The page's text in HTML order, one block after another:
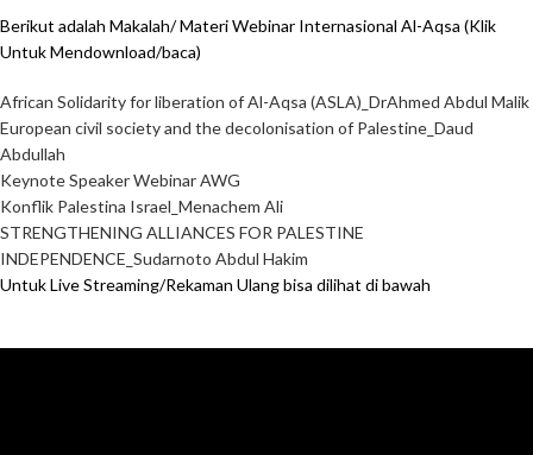
Berikut adalah Makalah/ Materi Webinar Internasional Al-Aqsa (Klik
Untuk Mendownload/baca)
African Solidarity for liberation of Al-Aqsa (ASLA)_DrAhmed Abdul Malik
European civil society and the decolonisation of Palestine_Daud
Abdullah
Keynote Speaker Webinar AWG
Konflik Palestina Israel_Menachem Ali
STRENGTHENING ALLIANCES FOR PALESTINE
INDEPENDENCE_Sudarnoto Abdul Hakim
Untuk Live Streaming/Rekaman Ulang bisa dilihat di bawah